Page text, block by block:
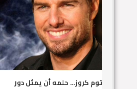
توم كروز… حلمه أن يمثل دور